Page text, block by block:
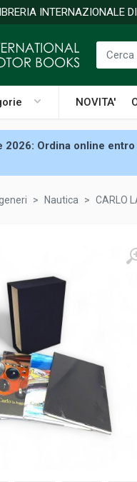
INTERNAZIONALE
NOVITA'
2026: Ordina online
Nautica CARLO